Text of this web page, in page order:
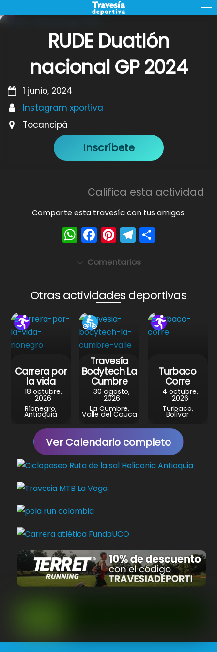
to
RUDE Duatlón
nacional GP 2024
1 junio, 2024
Instagram xportiva
Tocancipá
Inscríbete
Califica esta actividad
Comparte esta travesía con tus amigos
W
h
a
A
p
p
F
a
c
b
o
o
k
Pi
nt
er
st
T
el
e
a
m
Comentarios
Otras actividades deportivas
Carrera por
la vida
18 octubre,
2026
Ríonegro,
Antioquia
Travesía
Bodytech La
Cumbre
30 agosto,
2026
La Cumbre,
Valle del Cauca
Turbaco
Corre
4 octubre,
2026
Turbaco,
Bolívar
Ver Calendario completo